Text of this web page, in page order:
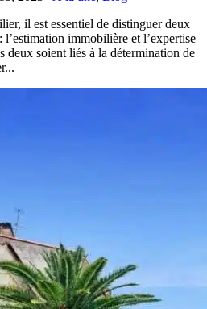
il est essentiel de distinguer deux
immobilière et l’expertise
deux soient liés à la détermination de